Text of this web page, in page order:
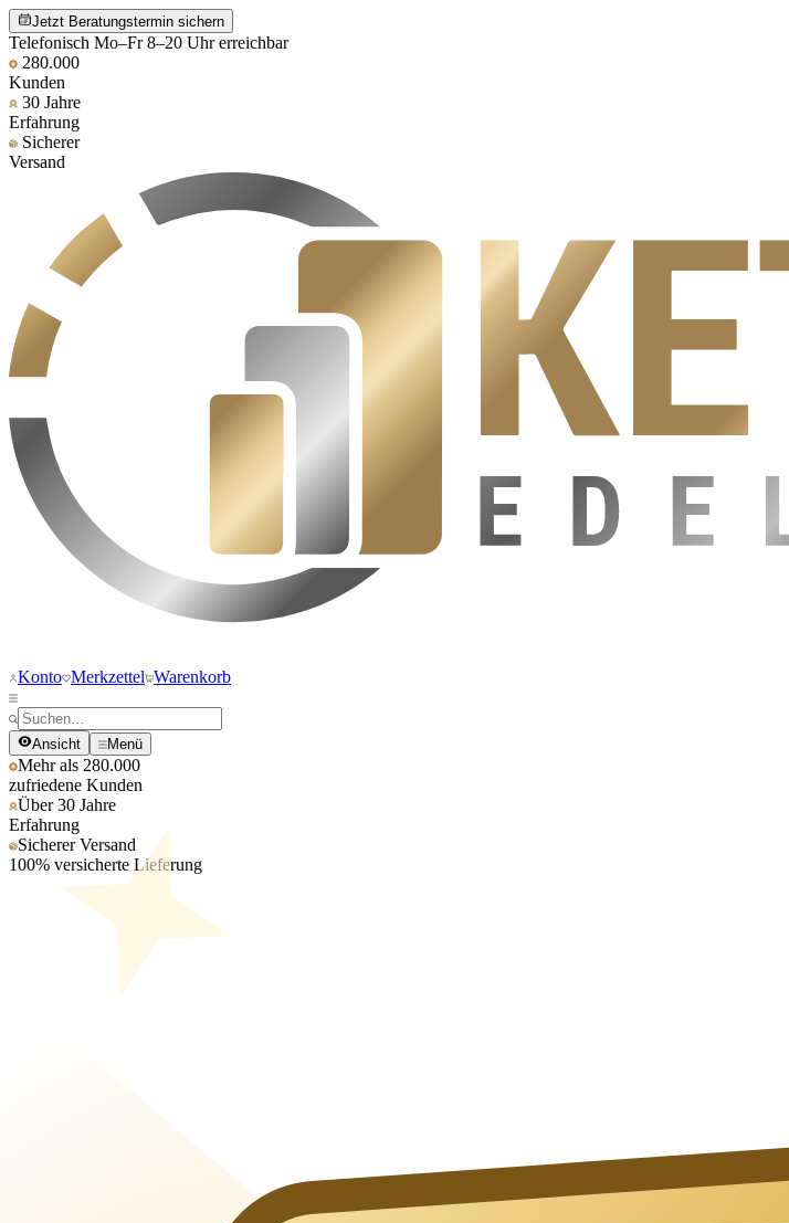
Jetzt Beratungstermin sichern
Telefonisch Mo–Fr 8–20 Uhr erreichbar
280.000
Kunden
30 Jahre
Erfahrung
Sicherer
Versand
Konto Merkzettel Warenkorb
Ansicht Menü
Mehr als 280.000
zufriedene Kunden
Über 30 Jahre
Erfahrung
Sicherer Versand
100% versicherte Lieferung